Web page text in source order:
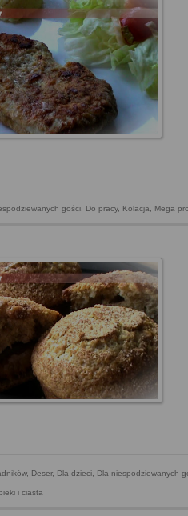
gości, Do pracy, Kolacja, Mega
, Deser, Dla dzieci, Dla niespodziewanych
i ciasta